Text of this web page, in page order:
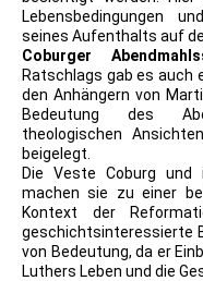
Lebensbedingungen
seines Aufenthalts auf
Coburger
Ratschlags gab es auch
den Anhängern von
Bedeutung des
theologischen
beigelegt.
Die Veste Coburg und
machen sie zu einer
Kontext der
geschichtsinteressierte
von Bedeutung, da er
Luthers Leben und die